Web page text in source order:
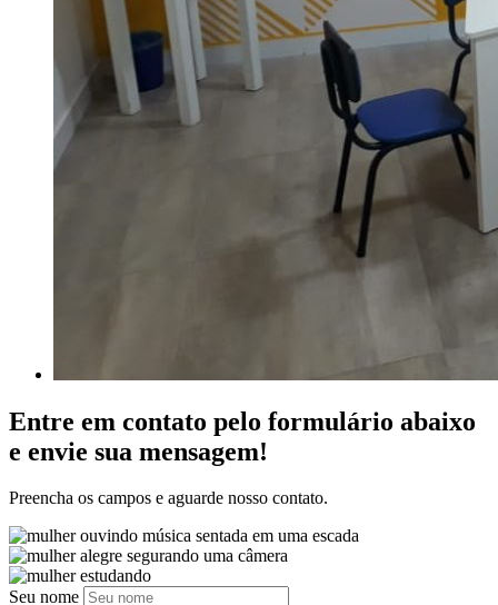
Entre em contato pelo formulário abaixo
e envie sua mensagem!
Preencha os campos e aguarde nosso contato.
Seu nome